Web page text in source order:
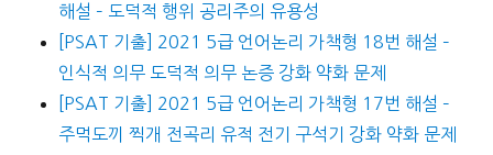
해설 – 도덕적 행위 공리주의 유용성
[PSAT 기출] 2021 5급 언어논리 가책형 18번 해설 –
인식적 의무 도덕적 의무 논증 강화 약화 문제
[PSAT 기출] 2021 5급 언어논리 가책형 17번 해설 –
주먹도끼 찍개 전곡리 유적 전기 구석기 강화 약화 문제